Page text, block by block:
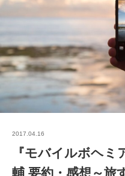
2017.04.16
『モバイルボヘミ
輔 要約・感想～旅